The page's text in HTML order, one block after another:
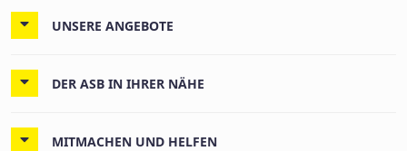
UNSERE ANGEBOTE
DER ASB IN IHRER NÄHE
MITMACHEN UND HELFEN